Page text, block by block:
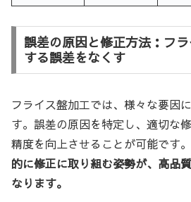
誤差の原因と修正方法：フ
する誤差をなくす
フライス盤加工では、様々な要因
す。誤差の原因を特定し、適切な
精度を向上させることが可能です。
的に修正に取り組む姿勢が、高品
なります。